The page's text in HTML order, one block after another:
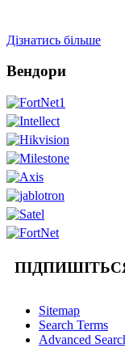
Дізнатись більше
Вендори
Sitemap
Search Terms
Advanced